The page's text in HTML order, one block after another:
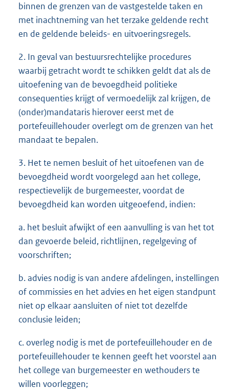
binnen de grenzen van de vastgestelde taken en
met inachtneming van het terzake geldende recht
en de geldende beleids- en uitvoeringsregels.
2. In geval van bestuursrechtelijke procedures
waarbij getracht wordt te schikken geldt dat als de
uitoefening van de bevoegdheid politieke
consequenties krijgt of vermoedelijk zal krijgen, de
(onder)mandataris hierover eerst met de
portefeuillehouder overlegt om de grenzen van het
mandaat te bepalen.
3. Het te nemen besluit of het uitoefenen van de
bevoegdheid wordt voorgelegd aan het college,
respectievelijk de burgemeester, voordat de
bevoegdheid kan worden uitgeoefend, indien:
a. het besluit afwijkt of een aanvulling is van het tot
dan gevoerde beleid, richtlijnen, regelgeving of
voorschriften;
b. advies nodig is van andere afdelingen, instellingen
of commissies en het advies en het eigen standpunt
niet op elkaar aansluiten of niet tot dezelfde
conclusie leiden;
c. overleg nodig is met de portefeuillehouder en de
portefeuillehouder te kennen geeft het voorstel aan
het college van burgemeester en wethouders te
willen voorleggen;